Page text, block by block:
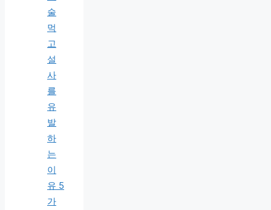
술
먹
고
설
사
를
유
발
하
는
이
유 5
가